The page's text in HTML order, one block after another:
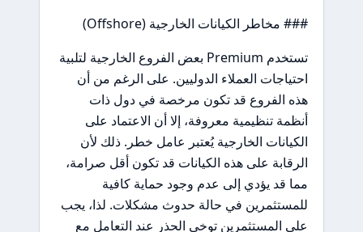
### مخاطر الكيانات الخارجية (Offshore)
تستخدم Premium بعض الفروع الخارجية لتلبية
احتياجات العملاء الدوليين. على الرغم من أن
هذه الفروع قد تكون مرخصة في دول ذات
أنظمة تنظيمية معروفة، إلا أن الاعتماد على
الكيانات الخارجية يُعتبر عامل خطر. ذلك لأن
الرقابة على هذه الكيانات قد تكون أقل صرامة،
مما قد يؤدي إلى عدم وجود حماية كافية
للمستثمرين في حالة حدوث مشكلات. لذا، يجب
على المستثمرين توخي الحذر عند التعامل مع